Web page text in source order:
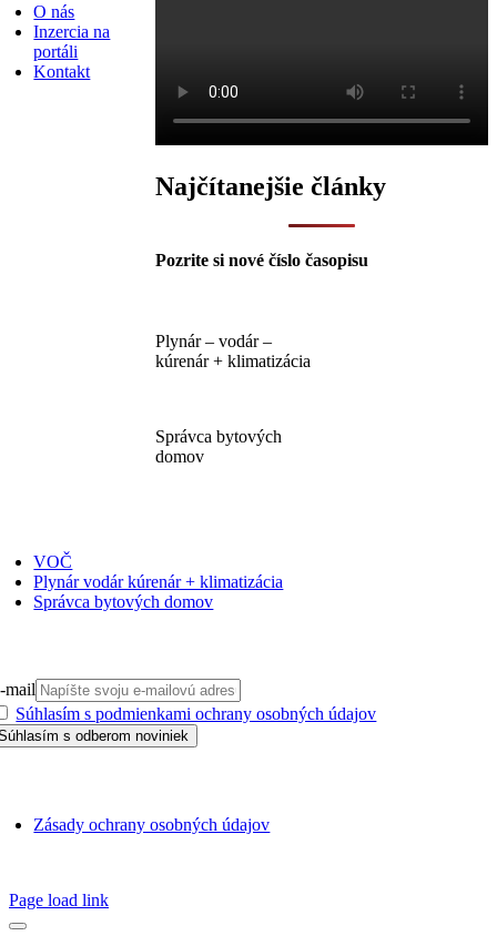
Najčítanejšie články
Pozrite si nové číslo časopisu
Plynár – vodár –
kúrenár + klimatizácia
Správca bytových
domov
O nás
Inzercia na
portáli
Kontakt
VOČ
Plynár vodár kúrenár + klimatizácia
Správca bytových domov
mail
Súhlasím s podmienkami ochrany osobných údajov
Zásady ochrany osobných údajov
Page load link